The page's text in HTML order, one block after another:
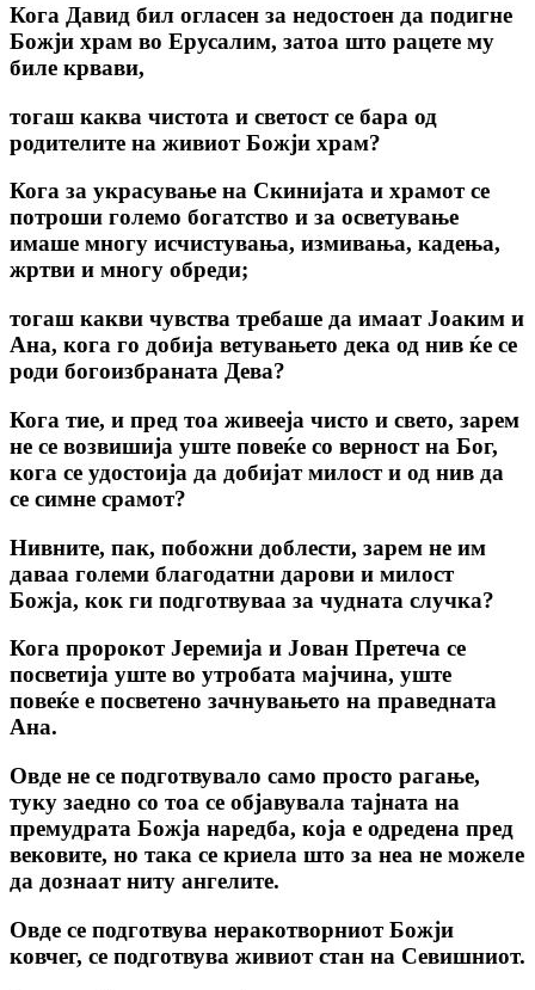
Кога Давид бил огласен за недостоен да подигне
Божји храм во Ерусалим, затоа што рацете му
биле крвави,
тогаш каква чистота и светост се бара од
родителите на живиот Божји храм?
Кога за украсување на Скинијата и храмот се
потроши големо богатство и за осветување
имаше многу исчистувања, измивања, кадења,
жртви и многу обреди;
тогаш какви чувства требаше да имаат Јоаким и
Ана, кога го добија ветувањето дека од нив ќе се
роди богоизбраната Дева?
Кога тие, и пред тоа живееја чисто и свето, зарем
не се возвишија уште повеќе со верност на Бог,
кога се удостоија да добијат милост и од нив да
се симне срамот?
Нивните, пак, побожни доблести, зарем не им
даваа големи благодатни дарови и милост
Божја, кок ги подготвуваа за чудната случка?
Кога пророкот Јеремиjа и Jован Претеча се
посветија уште во утробата мајчина, уште
повеќе е посветено зачнувањето на праведната
Ана.
Овде не се подготвувало само просто рагање,
туку заедно со тоа се објавувала тајната на
премудрата Божја наредба, која е одредена пред
вековите, но така се криела што за неа не можеле
да дознаат ниту ангелите.
Овде се подготвува неракотворниот Божји
ковчег, се подготвува живиот стан на Севишниот.